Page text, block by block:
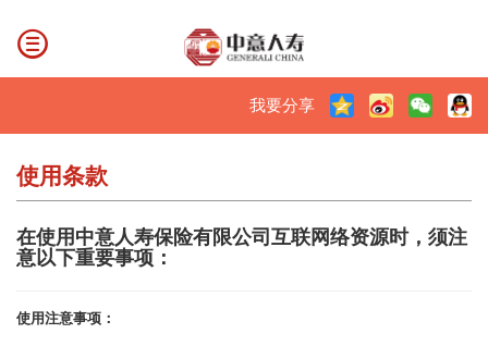
我要分享
使用条款
在使用中意人寿保险有限公司互联网络资源时，须注
意以下重要事项：
使用注意事项：